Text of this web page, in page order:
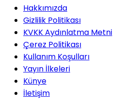
Hakkımızda
Gizlilik Politikası
KVKK Aydınlatma Metni
Çerez Politikası
Kullanım Koşulları
Yayın İlkeleri
Künye
İletişim